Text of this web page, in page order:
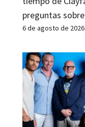
preguntas
6 de agosto de 2026